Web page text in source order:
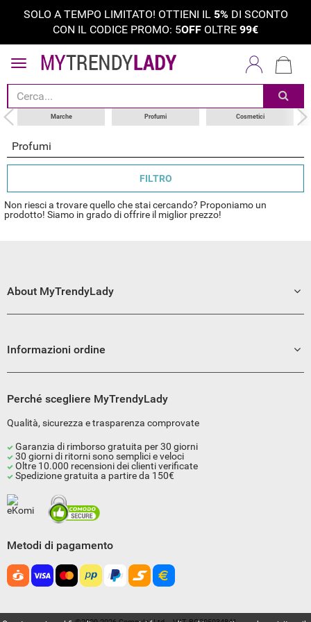
SOLO A TEMPO LIMITATO! OTTIENI IL 5% DI SCONTO
CON IL CODICE PROMO: 5OFF OLTRE 99€
Marche Profumi Cosmetici
Profumi
tipi di prodotti
categoria
marche
FILTRO
Non riesci a trovare quello che stai cercando? Proponiamo un
prodotto! Siamo in grado di offrire il miglior prezzo!
About MyTrendyLady
Informazioni ordine
Perché scegliere MyTrendyLady
Qualità, sicurezza e trasparenza comprovate
Garanzia di rimborso gratuita per 30 giorni
30 giorni di ritorni sono semplici e veloci
Oltre 10.000 recensioni dei clienti verificate
Spedizione gratuita a partire da 150€
Metodi di pagamento